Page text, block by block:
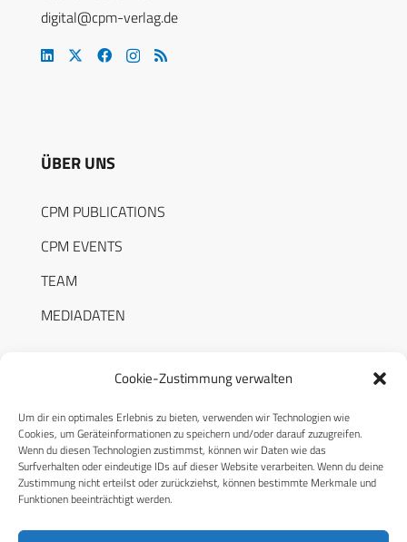
Cookie-Zustimmung verwalten
Um dir ein optimales Erlebnis zu bieten, verwenden wir Technologien wie
Cookies, um Geräteinformationen zu speichern und/oder darauf zuzugreifen.
Wenn du diesen Technologien zustimmst, können wir Daten wie das
Surfverhalten oder eindeutige IDs auf dieser Website verarbeiten. Wenn du deine
Zustimmung nicht erteilst oder zurückziehst, können bestimmte Merkmale und
Funktionen beeinträchtigt werden.
digital@cpm-verlag.de
ÜBER UNS
CPM PUBLICATIONS
CPM EVENTS
TEAM
MEDIADATEN
RECHTLICHES
Datenschutzerklärung
Cookie-Richtlinie (EU)